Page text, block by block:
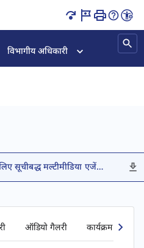
विभागीय अधिकारी
(2 का 2)
वित्त वर्ष 2024-25 के लिए सूचीबद्ध मल्टीमीडिया एजेंसियों की सूची
ऑडियो गैलरी कार्यक्रम गैलरी